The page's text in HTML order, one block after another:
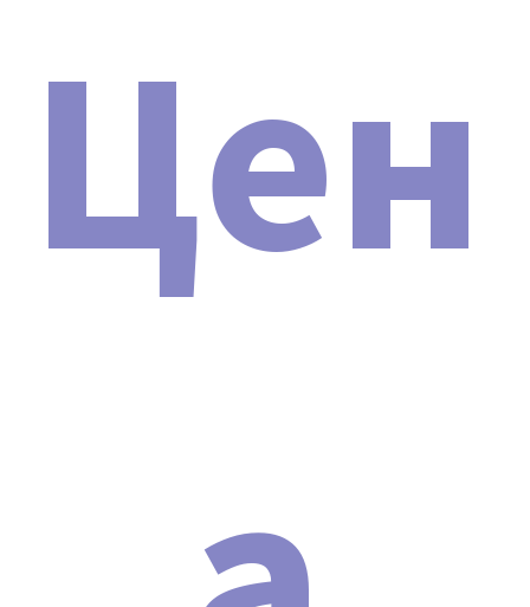
Надежная упаковка.
ОПИСАНИЕ
Цен